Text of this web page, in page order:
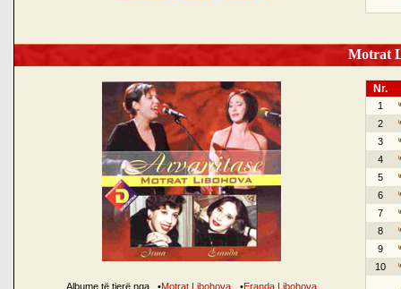
Motrat
Albume të tjerë nga •Motrat Libohova •Eranda Libohova
Nr.
1
2
3
4
5
6
7
8
9
10